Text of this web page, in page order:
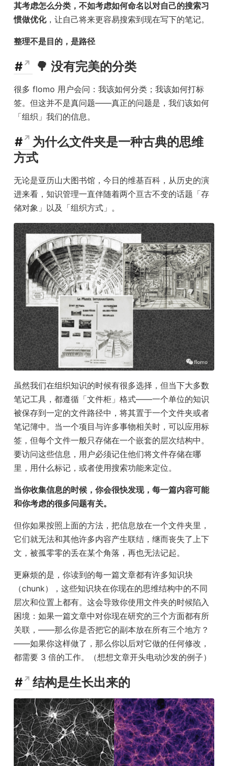
其考虑怎么分类，不如考虑如何命名以对自己的搜索习
惯做优化，让自己将来更容易搜索到现在写下的笔记。
整理不是目的，是路径
# 🌳 没有完美的分类
很多 flomo 用户会问：我该如何分类；我该如何打标
签。但这并不是真问题——真正的问题是，我们该如何
「组织」我们的信息。
#
为什么文件夹是一种古典的思维
方式
无论是亚历山大图书馆，今日的维基百科，从历史的演
进来看，知识管理一直伴随着两个亘古不变的话题「存
储对象」以及「组织方式」。
虽然我们在组织知识的时候有很多选择，但当下大多数
笔记工具，都遵循「文件柜」格式——一个单位的知识
被保存到一定的文件路径中，将其置于一个文件夹或者
笔记簿中。当一个项目与许多事物相关时，可以应用标
签，但每个文件一般只存储在一个嵌套的层次结构中。
要访问这些信息，用户必须记住他们将文件存储在哪
里，用什么标记，或者使用搜索功能来定位。
当你收集信息的时候，你会很快发现，每一篇内容可能
和你考虑的很多问题有关。
但你如果按照上面的方法，把信息放在一个文件夹里，
它们就无法和其他许多内容产生联结，继而丧失了上下
文，被孤零零的丢在某个角落，再也无法记起。
更麻烦的是，你读到的每一篇文章都有许多知识块
（chunk），这些知识块在你现在的思维结构中的不同
层次和位置上都有。这会导致你使用文件夹的时候陷入
困境：如果一篇文章中对你现在研究的三个方面都有所
关联，——那么你是否把它的副本放在所有三个地方？
——如果你这样做了，那么你以后对它做的任何修改，
都需要 3 倍的工作。（想想文章开头电动沙发的例子）
# 结构是生长出来的